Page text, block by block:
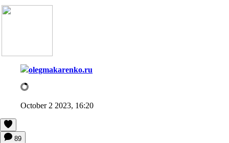
olegmakarenko.ru
October 2 2023, 16:20
89